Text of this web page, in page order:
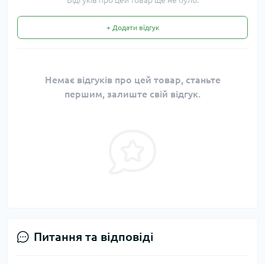
+ Додати відгук
Немає відгуків про цей товар, станьте
першим, залиште свій відгук.
Питання та відповіді